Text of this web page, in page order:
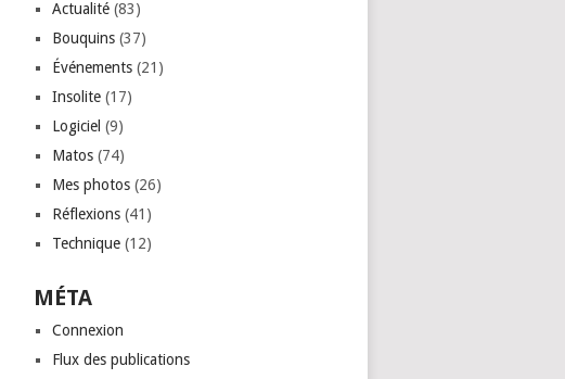
Actualité (83)
Bouquins (37)
Événements (21)
Insolite (17)
Logiciel (9)
Matos (74)
Mes photos (26)
Réflexions (41)
Technique (12)
MÉTA
Connexion
Flux des publications